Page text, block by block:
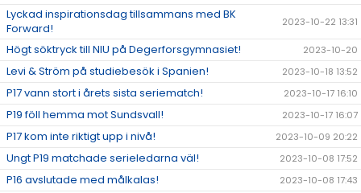
Lyckad inspirationsdag tillsammans med BK
Forward!
2023-10-22 13:31
Högt söktryck till NIU på Degerforsgymnasiet! 2023-10-20
Levi & Ström på studiebesök i Spanien! 2023-10-18 13:52
P17 vann stort i årets sista seriematch! 2023-10-17 16:10
P19 föll hemma mot Sundsvall! 2023-10-17 16:07
P17 kom inte riktigt upp i nivå! 2023-10-09 20:22
Ungt P19 matchade serieledarna väl! 2023-10-08 17:52
P16 avslutade med målkalas! 2023-10-08 17:43